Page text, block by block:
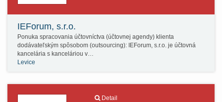
IEForum, s.r.o.
Ponuka spracovania účtovníctva (účtovnej agendy) klienta
dodávateľským spôsobom (outsourcing): IEForum, s.r.o. je účtovná
kancelária s kanceláriou v…
Levice
Detail